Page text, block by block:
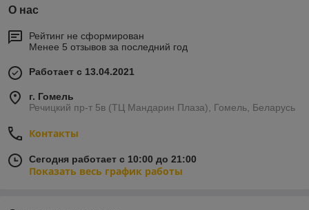
О нас
Рейтинг не сформирован
Менее 5 отзывов за последний год
Работает с 13.04.2021
г. Гомель
Речицкий пр-т 5в (ТЦ Мандарин Плаза), Гомель, Беларусь
Контакты
Сегодня работает с 10:00 до 21:00
Показать весь график работы